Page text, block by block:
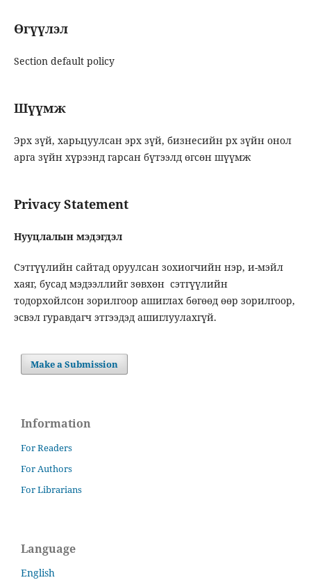
Өгүүлэл
Section default policy
Шүүмж
Эрх зүй, харьцуулсан эрх зүй, бизнесийн рх зүйн онол
арга зүйн хүрээнд гарсан бүтээлд өгсөн шүүмж
Privacy Statement
Нууцлалын мэдэгдэл
Сэтгүүлийн сайтад оруулсан зохиогчийн нэр, и-мэйл
хаяг, бусад мэдээллийг зөвхөн сэтгүүлийн
тодорхойлсон зорилгоор ашиглах бөгөөд өөр зорилгоор,
эсвэл гуравдагч этгээдэд ашиглуулахгүй.
Make a Submission
Information
For Readers
For Authors
For Librarians
Language
English